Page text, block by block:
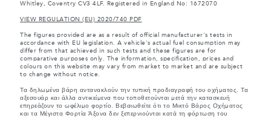
Whitley, Coventry CV3 4LF. Registered in England No: 1672070
VIEW REGULATION (EU) 2020/740 PDF
The figures provided are as a result of official manufacturer's tests in
accordance with EU legislation. A vehicle's actual fuel consumption may
differ from that achieved in such tests and these figures are for
comparative purposes only. The information, specification, prices and
colours on this website may vary from market to market and are subject
to change without notice.
Τα δηλωμένα βάρη αντανακλούν την τυπική προδιαγραφή του οχήματος. Τα
αξεσουάρ και άλλα αντικείμενα που τοποθετούνται μετά την κατασκευή
επηρεάζουν το ωφέλιμο φορτίο. Βεβαιωθείτε ότι το Μικτό Βάρος Οχήματος
και τα Μέγιστα Φορτία Άξονα δεν ξεπερνιούνται κατά τη φόρτωση του